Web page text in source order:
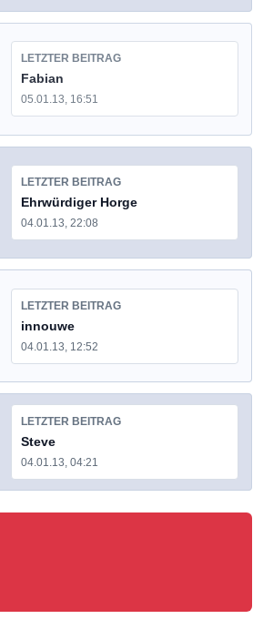
LETZTER BEITRAG
Fabian
05.01.13, 16:51
LETZTER BEITRAG
Ehrwürdiger Horge
04.01.13, 22:08
LETZTER BEITRAG
innouwe
04.01.13, 12:52
LETZTER BEITRAG
Steve
04.01.13, 04:21